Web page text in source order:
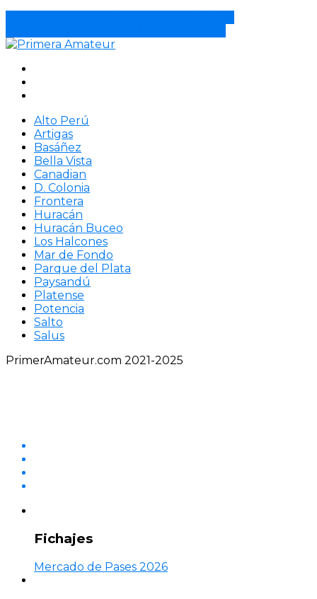
Alto Perú
Artigas
Basáñez
Bella Vista
Canadian
D. Colonia
Frontera
Huracán
Huracán Buceo
Los Halcones
Mar de Fondo
Parque del Plata
Paysandú
Platense
Potencia
Salto
Salus
PrimerAmateur.com 2021-2025
Fichajes
Mercado de Pases 2026